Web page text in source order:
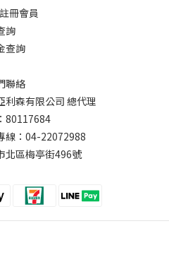
冊會員
詢
查詢
聯絡
利森有限公司 總代理
80117684
線：04-22072988
北區梅亭街496號